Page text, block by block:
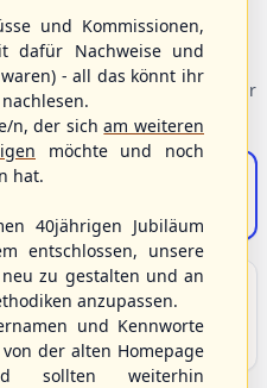
wählen Sie einen Einstieg für
zu Baseball, Softball
und Kommissionen,
dafür Nachweise und
- all das könnt ihr
n, der sicham weiteren
möchte und noch
hat.
40jährigen Jubiläum
entschlossen, unsere
zu gestalten und an
anzupassen.
und Kennworte
der alten Homepage
sollten weiterhin